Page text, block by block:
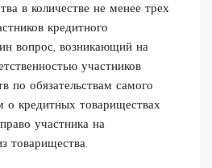
в количестве не менее трех
кредитного
вопрос, возникающий на
участников
по обязательствам самого
о кредитных товариществах
участника на
товарищества.